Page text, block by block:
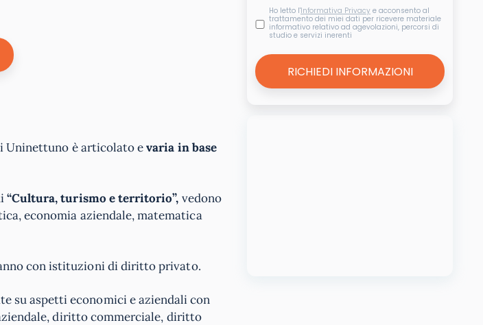
Uninettuno è articolato evaria in base
“Cultura, turismo e territorio”, vedono
economia aziendale, matematica
con istituzioni di diritto privato.
su aspetti economici e aziendali con
diritto commerciale, diritto
Ho letto l'Informativa Privacy e acconsento al
trattamento dei miei dati per ricevere materiale
informativo relativo ad agevolazioni, percorsi di
studio e servizi inerenti